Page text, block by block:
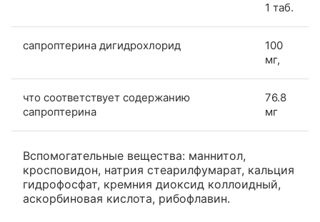
1 таб.
сапроптерина дигидрохлорид
100
мг,
что соответствует содержанию
сапроптерина
76.8
мг
Вспомогательные вещества: маннитол,
кросповидон, натрия стеарилфумарат, кальция
гидрофосфат, кремния диоксид коллоидный,
аскорбиновая кислота, рибофлавин.